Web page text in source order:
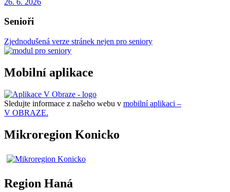
Senioři
Zjednodušená verze stránek nejen pro seniory
Mobilní aplikace
Sledujte informace z našeho webu v mobilní aplikaci –
V OBRAZE.
Mikroregion Konicko
Region Haná